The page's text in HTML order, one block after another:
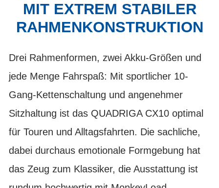
MIT EXTREM STABILER
RAHMENKONSTRUKTION
Drei Rahmenformen, zwei Akku-Größen und
jede Menge Fahrspaß: Mit sportlicher 10-
Gang-Kettenschaltung und angenehmer
Sitzhaltung ist das QUADRIGA CX10 optimal
für Touren und Alltagsfahrten. Die sachliche,
dabei durchaus emotionale Formgebung hat
das Zeug zum Klassiker, die Ausstattung ist